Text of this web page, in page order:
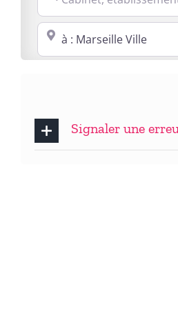
Proche de : ville, cp, lieu ...
Signaler une